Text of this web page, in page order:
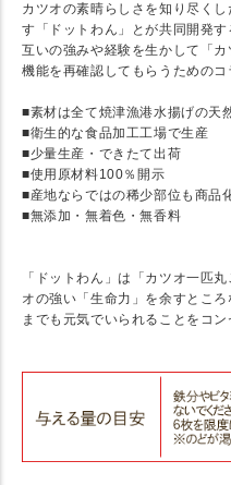
カツオの素晴らしさを知り尽く
す「ドットわん」とが共同開発
互いの強みや経験を生かして「
機能を再確認してもらうためのコ
■素材は全て焼津漁港水揚げの天
■衛生的な食品加工工場で生産
■少量生産・できたて出荷
■使用原材料100％開示
■産地ならではの稀少部位も商品
■無添加・無着色・無香料
「ドットわん」は「カツオ一匹
オの強い「生命力」を余すとこ
までも元気でいられることをコン